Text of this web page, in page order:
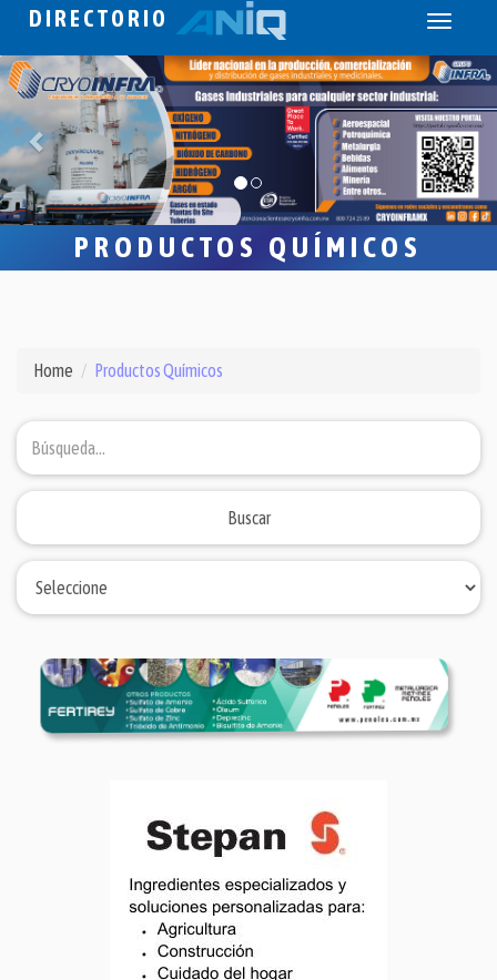
DIRECTORIO
Toggle
PRODUCTOS QUÍMICOS
Home Productos Químicos